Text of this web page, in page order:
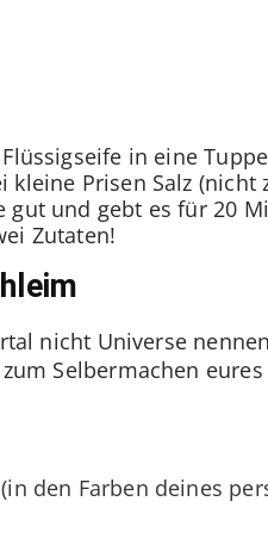
in eine
kleine Prisen Salz
gut und gebt es für 20
Zutaten!
nicht Universe
Selbermachen
den Farben deines